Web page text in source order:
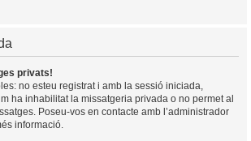
privats!
no esteu registrat i amb la sessió iniciada,
ha inhabilitat la missatgeria privada o no permet al
Poseu-vos en contacte amb l’administrador
informació.